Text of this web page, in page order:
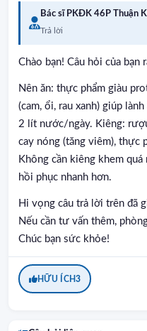
Bác sĩ PKĐK 46P Thuận
Trả lời
Chào bạn! Câu hỏi của bạn
Nên ăn: thực phẩm giàu
(cam, ổi, rau xanh) giúp
2 lít nước/ngày. Kiêng:
cay nóng (tăng viêm), thực
Không cần kiêng khem
hồi phục nhanh hơn.
Hi vọng câu trả lời trên đã
Nếu cần tư vấn thêm,
Chúc bạn sức khỏe!
HỮU ÍCH3